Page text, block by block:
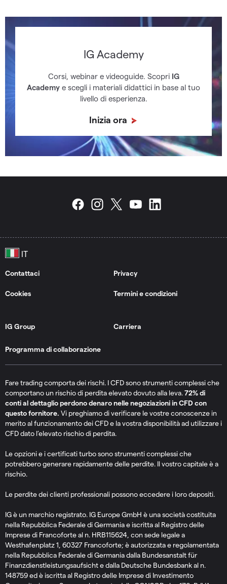
IG Academy
Corsi, webinar e videoguide. Scopri IG
Academy e scegli i materiali didattici in base al tuo
livello di esperienza.
Inizia ora
Contattaci Privacy
Cookies Termini e condizioni
IG Group Carriera
Programma di collaborazione
Fare trading comporta dei rischi. I CFD sono strumenti complessi che
comportano un rischio di perdita elevato dovuto alla leva.72% di
conti al dettaglio perdono denaro nelle negoziazioni in CFD con
questo fornitore. Vi preghiamo di verificare le vostre conoscenze in
merito al funzionamento dei CFD e la vostra disponibilità ad utilizzare i
CFD dato l’elevato rischio di perdita.
Le opzioni e i certificati turbo sono strumenti complessi che
potrebbero generare rapidamente delle perdite. Il vostro capitale è a
rischio.
Le perdite dei clienti professionali possono eccedere i loro depositi.
IG è un marchio registrato. IG Europe GmbH è una società costituita
nella Repubblica Federale di Germania e iscritta al Registro delle
Imprese di Francoforte al n. HRB115624, con sede legale a
Westhafenplatz 1, 60327 Francoforte; è autorizzata e regolamentata
nella Repubblica Federale di Germania dalla Bundesanstalt für
Finanzdienstleistungsaufsicht e dalla Deutsche Bundesbank al n.
148759 ed è iscritta al Registro delle Imprese di Investimento